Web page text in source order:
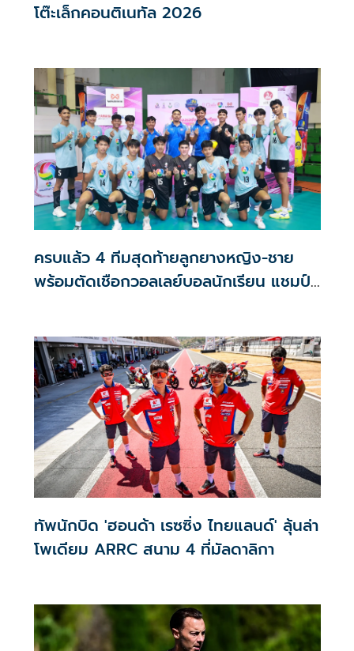
โต๊ะเล็กคอนติเนทัล 2026
ครบแล้ว 4 ทีมสุดท้ายลูกยางหญิง-ชาย
พร้อมตัดเชือกวอลเลย์บอลนักเรียน แชมป์
ทัพนักบิด 'ฮอนด้า เรซซิ่ง ไทยแลนด์' ลุ้นล่า
โพเดียม ARRC สนาม 4 ที่มัลดาลิกา